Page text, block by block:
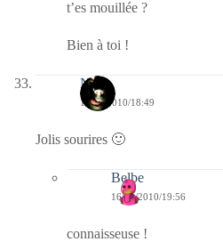
t’es mouillée ?
Bien à toi !
Nova
16/09/2010/18:49
Jolis sourires 🙂
Belbe
16/09/2010/19:56
connaisseuse !